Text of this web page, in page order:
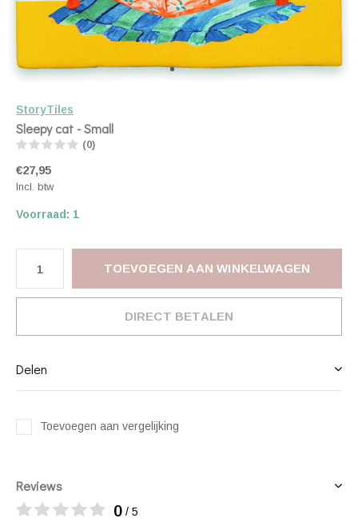
StoryTiles
Sleepy cat - Small
(0)
€27,95
Incl. btw
Voorraad: 1
TOEVOEGEN AAN WINKELWAGEN
DIRECT BETALEN
Delen
Toevoegen aan vergelijking
Reviews
0 / 5